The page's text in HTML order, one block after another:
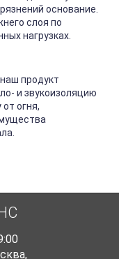
основание.
слоя по
нагрузках.
продукт
и звукоизоляцию
огня,
,